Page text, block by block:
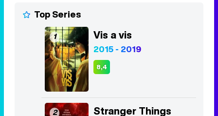
2 Stranger Things
2016 - 2025
8,3